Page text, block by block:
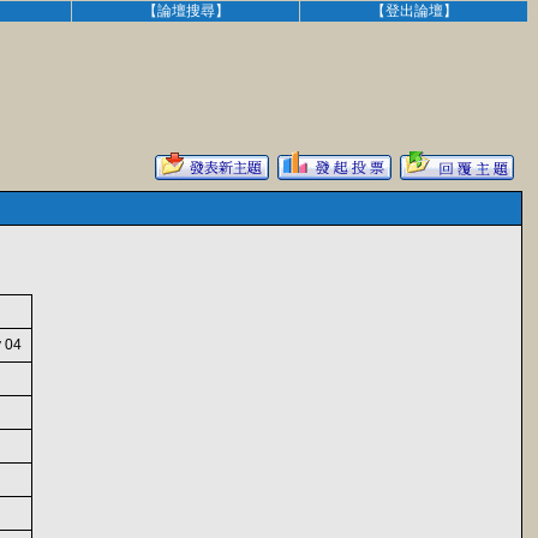
【論壇搜尋】 【登出論壇】
04